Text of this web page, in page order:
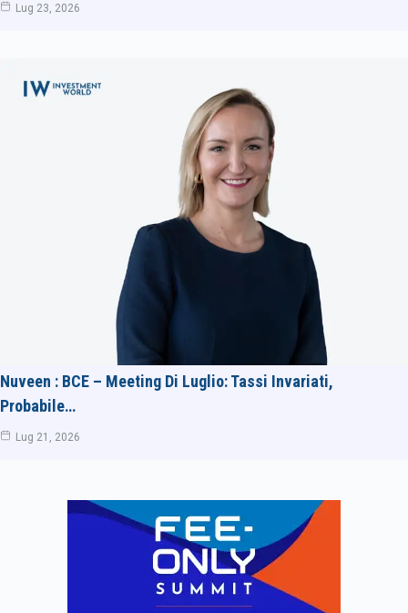
Lug 23, 2026
Nuveen : BCE – Meeting Di Luglio: Tassi Invariati,
Probabile…
Lug 21, 2026